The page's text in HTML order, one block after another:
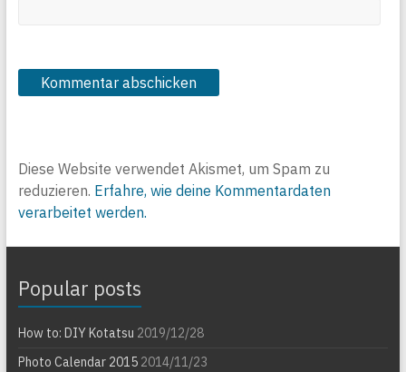
Diese Website verwendet Akismet, um Spam zu
reduzieren. Erfahre, wie deine Kommentardaten
verarbeitet werden.
Popular posts
How to: DIY Kotatsu 2019/12/28
Photo Calendar 20152014/11/23